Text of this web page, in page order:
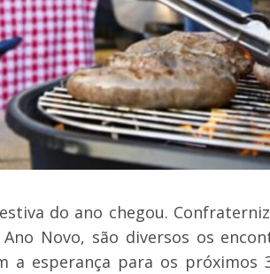
do ano chegou.
Novo, são diversos os
a esperança para os próximos